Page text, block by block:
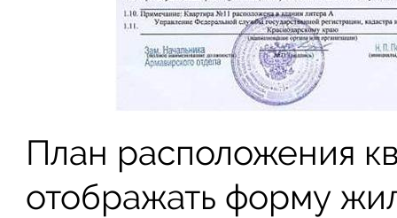
План расположения
отображать форму